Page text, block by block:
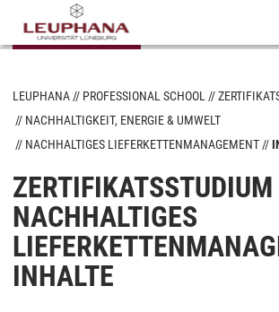
LEUPHANA PROFESSIONAL SCHOOL
NACHHALTIGKEIT, ENERGIE & UMWELT
NACHHALTIGES LIEFERKETTENMANAGEMENT
ZERTIFIKATSSTUDIUM
NACHHALTIGES
INHALTE